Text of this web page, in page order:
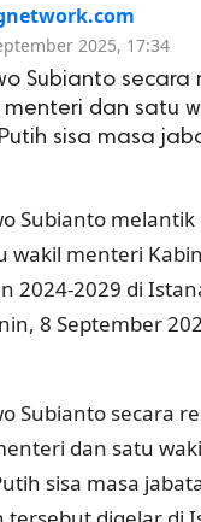
2025, 17:34
Subianto secara
dan satu
sisa masa
Subianto
wakil menteri
2024-2029 di
8 September
Subianto secara
dan satu
sisa masa